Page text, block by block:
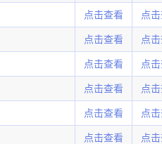
点击查看 点
点击查看 点
点击查看 点
点击查看 点
点击查看 点
点击查看 点